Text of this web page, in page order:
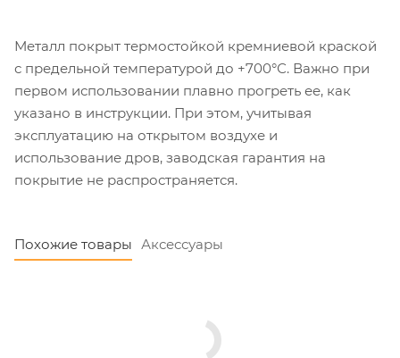
Металл покрыт термостойкой кремниевой краской
с предельной температурой до +700°С. Важно при
первом использовании плавно прогреть ее, как
указано в инструкции. При этом, учитывая
эксплуатацию на открытом воздухе и
использование дров, заводская гарантия на
покрытие не распространяется.
Похожие товары Аксессуары